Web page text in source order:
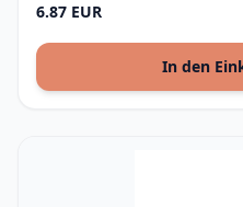
6.87 EUR
In den